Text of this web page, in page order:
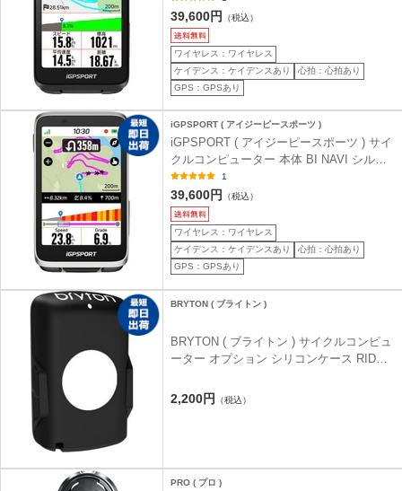
39,600円 （税込）
ワイヤレス：ワイヤレス
ケイデンス：ケイデンスあり
心拍：心拍あり
GPS：GPSあり
iGPSPORT ( アイジーピースポーツ )
iGPSPORT ( アイジーピースポーツ ) サイ
クルコンピューター 本体 BI NAVI シルバ
ー
1
39,600円 （税込）
ワイヤレス：ワイヤレス
ケイデンス：ケイデンスあり
心拍：心拍あり
GPS：GPSあり
BRYTON ( ブライトン )
BRYTON ( ブライトン ) サイクルコンピュ
ーター オプション シリコンケース RIDER
2,200円 （税込）
PRO ( プロ )